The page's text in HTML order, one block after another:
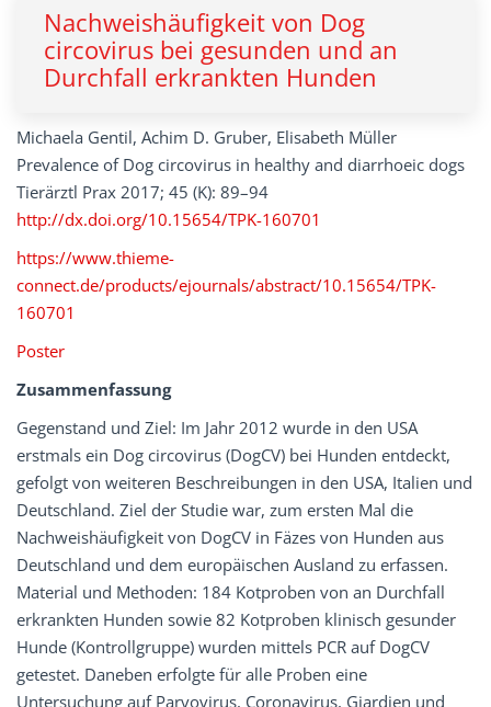
Nachweishäufigkeit von Dog
circovirus bei gesunden und an
Durchfall erkrankten Hunden
Michaela Gentil, Achim D. Gruber, Elisabeth Müller
Prevalence of Dog circovirus in healthy and diarrhoeic dogs
Tierärztl Prax 2017; 45 (K): 89–94
http://dx.doi.org/10.15654/TPK-160701
https://www.thieme-
connect.de/products/ejournals/abstract/10.15654/TPK-
160701
Poster
Zusammenfassung
Gegenstand und Ziel: Im Jahr 2012 wurde in den USA
erstmals ein Dog circovirus (DogCV) bei Hunden entdeckt,
gefolgt von weiteren Beschreibungen in den USA, Italien und
Deutschland. Ziel der Studie war, zum ersten Mal die
Nachweishäufigkeit von DogCV in Fäzes von Hunden aus
Deutschland und dem europäischen Ausland zu erfassen.
Material und Methoden: 184 Kotproben von an Durchfall
erkrankten Hunden sowie 82 Kotproben klinisch gesunder
Hunde (Kontrollgruppe) wurden mittels PCR auf DogCV
getestet. Daneben erfolgte für alle Proben eine
Untersuchung auf Parvovirus, Coronavirus, Giardien und